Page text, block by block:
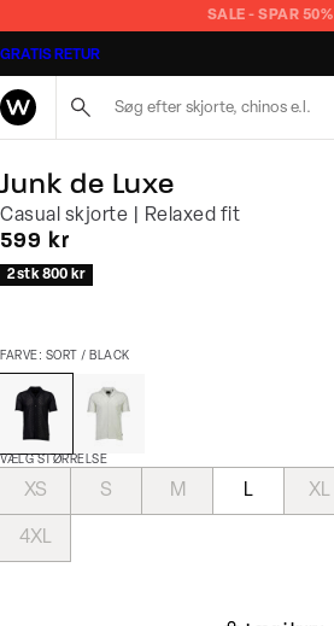
SALE - SPAR 50%
GRATIS RETUR
Junk de Luxe
Casual skjorte | Relaxed fit
I alt (inkl. rabat)
599 kr
2 stk 800 kr
FARVE: SORT / BLACK
VÆLG STØRRELSE
XS S M L XL
4XL